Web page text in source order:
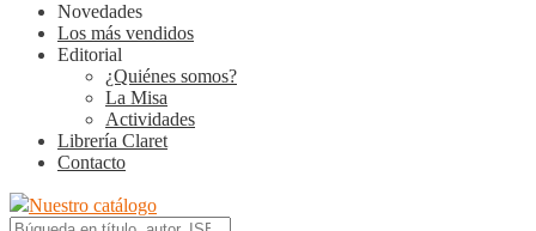
Novedades
Los más vendidos
Editorial
¿Quiénes somos?
La Misa
Actividades
Librería Claret
Contacto
Nuestro catálogo